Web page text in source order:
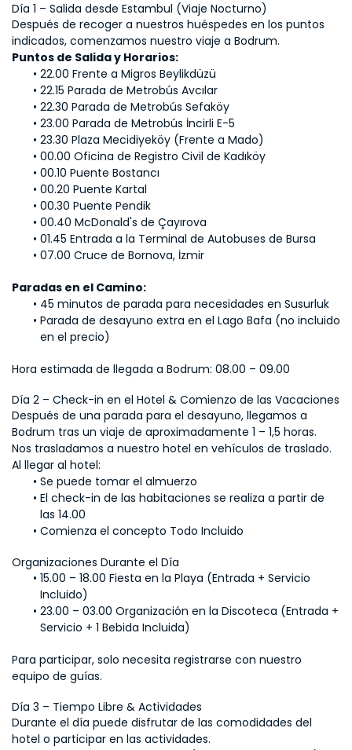
Día 1 – Salida desde Estambul (Viaje Nocturno)
Después de recoger a nuestros huéspedes en los puntos
indicados, comenzamos nuestro viaje a Bodrum.
Puntos de Salida y Horarios:
22.00 Frente a Migros Beylikdüzü
22.15 Parada de Metrobús Avcılar
22.30 Parada de Metrobús Sefaköy
23.00 Parada de Metrobús İncirli E-5
23.30 Plaza Mecidiyeköy (Frente a Mado)
00.00 Oficina de Registro Civil de Kadıköy
00.10 Puente Bostancı
00.20 Puente Kartal
00.30 Puente Pendik
00.40 McDonald's de Çayırova
01.45 Entrada a la Terminal de Autobuses de Bursa
07.00 Cruce de Bornova, İzmir
Paradas en el Camino:
45 minutos de parada para necesidades en Susurluk
Parada de desayuno extra en el Lago Bafa (no incluido
en el precio)
Hora estimada de llegada a Bodrum: 08.00 – 09.00
Día 2 – Check-in en el Hotel & Comienzo de las Vacaciones
Después de una parada para el desayuno, llegamos a
Bodrum tras un viaje de aproximadamente 1 – 1,5 horas.
Nos trasladamos a nuestro hotel en vehículos de traslado.
Al llegar al hotel:
Se puede tomar el almuerzo
El check-in de las habitaciones se realiza a partir de
las 14.00
Comienza el concepto Todo Incluido
Organizaciones Durante el Día
15.00 – 18.00 Fiesta en la Playa (Entrada + Servicio
Incluido)
23.00 – 03.00 Organización en la Discoteca (Entrada +
Servicio + 1 Bebida Incluida)
Para participar, solo necesita registrarse con nuestro
equipo de guías.
Día 3 – Tiempo Libre & Actividades
Durante el día puede disfrutar de las comodidades del
hotel o participar en las actividades.